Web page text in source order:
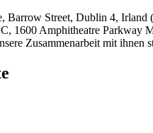
Street, Dublin 4,
1600 Amphitheatre
Zusammenarbeit mit